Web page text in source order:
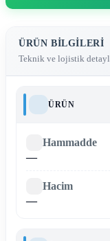
ÜRÜN BILGILERI
Teknik ve lojistik
ÜRÜN
Hammadde
—
Hacim
—